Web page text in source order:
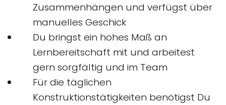
Zusammenhängen und verfügst über
manuelles Geschick
Du bringst ein hohes Maß an
Lernbereitschaft mit und arbeitest
gern sorgfältig und im Team
Für die täglichen
Konstruktionstätigkeiten benötigst Du